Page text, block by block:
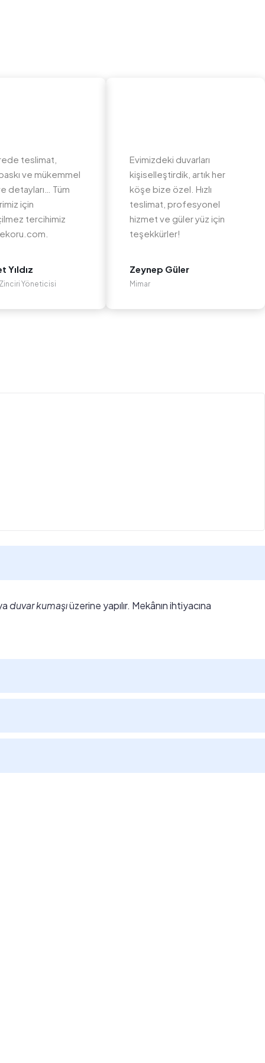
teslimat,
ve mükemmel
detayları… Tüm
için
tercihimiz
Yıldız
Yöneticisi
Evimizdeki duvarları
kişiselleştirdik, artık her
köşe bize özel. Hızlı
teslimat, profesyonel
hizmet ve güler yüz için
teşekkürler!
Zeynep Güler
Mimar
duvar kumaşıüzerine yapılır. Mekânın ihtiyacına